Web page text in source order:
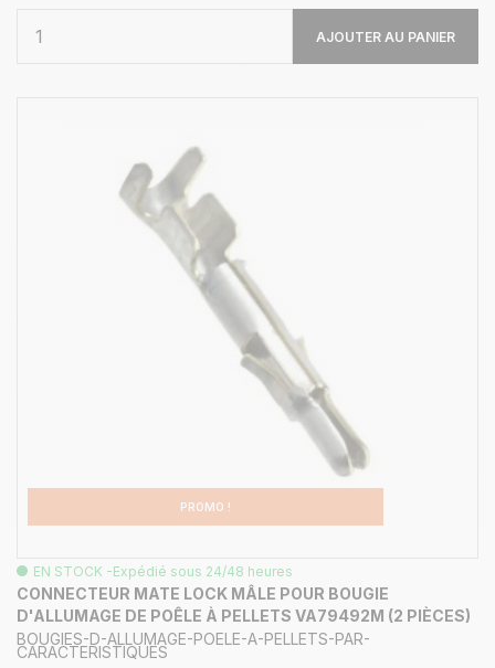
AJOUTER AU PANIER
PROMO !
EN STOCK -Expédié sous 24/48 heures
CONNECTEUR MATE LOCK MÂLE POUR BOUGIE
D'ALLUMAGE DE POÊLE À PELLETS VA79492M (2 PIÈCES)
BOUGIES-D-ALLUMAGE-POELE-A-PELLETS-PAR-
CARACTERISTIQUES